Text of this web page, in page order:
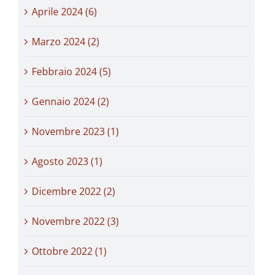
Aprile 2024 (6)
Marzo 2024 (2)
Febbraio 2024 (5)
Gennaio 2024 (2)
Novembre 2023 (1)
Agosto 2023 (1)
Dicembre 2022 (2)
Novembre 2022 (3)
Ottobre 2022 (1)